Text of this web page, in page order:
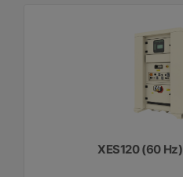
XES120 (60 Hz)